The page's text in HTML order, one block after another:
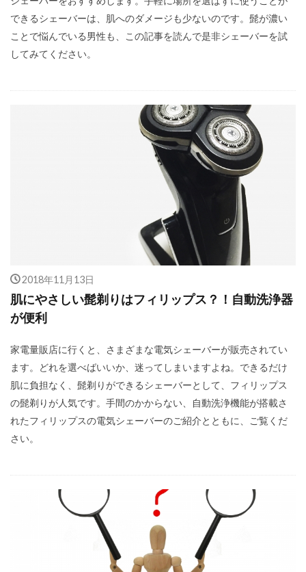
できるシェーバーは、肌へのダメージも少ないのです。髭が濃い
ことで悩んでいる男性も、この記事を読んで是非シェーバーを試
してみてください。
2018年11月13日
肌にやさしい髭剃りはフィリップス？！自動洗浄器
が便利
家電量販店に行くと、さまざまな電気シェーバーが販売されてい
ます。どれを選べばいいか、迷ってしまいますよね。できるだけ
肌に負担なく、髭剃りができるシェーバーとして、フィリップス
の髭剃りが人気です。手間のかからない、自動洗浄機能が搭載さ
れたフィリップスの電気シェーバーのご紹介とともに、ご覧くだ
さい。